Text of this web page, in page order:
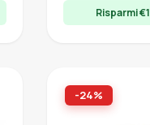
Risparmi
-24%